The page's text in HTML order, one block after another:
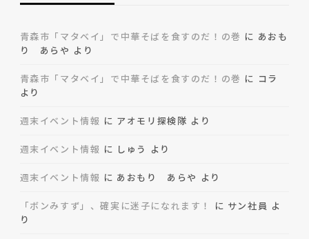
青森市「マタベイ」で中華そばを食すのだ！の巻 に あおも
り あらや より
青森市「マタベイ」で中華そばを食すのだ！の巻 に コラ
より
週末イベント情報 に アオモリ探検隊 より
週末イベント情報 に しゅう より
週末イベント情報 に あおもり あらや より
「ボンみすず」、確実に迷子になれます！ に サン社員 よ
り